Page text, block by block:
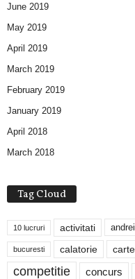
June 2019
May 2019
April 2019
March 2019
February 2019
January 2019
April 2018
March 2018
Tag Cloud
10 lucruri activitati
bucuresti calatorie carte
competitie concurs